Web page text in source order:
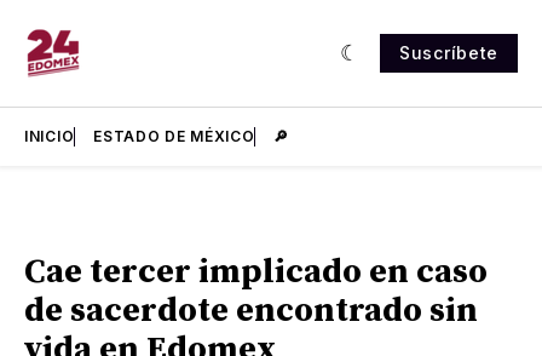
Suscríbete
INICIO ESTADO DE MÉXICO 🔎
Cae tercer implicado en caso
de sacerdote encontrado sin